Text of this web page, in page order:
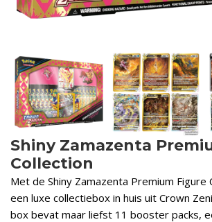
Shiny Zamazenta
Collection
Met de Shiny Zamazenta Premium Figure
een luxe collectiebox in huis uit Crown
box bevat maar liefst 11 booster packs,